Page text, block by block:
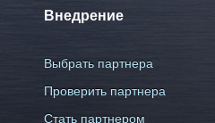
Внедрение
Выбрать партнера
Проверить партнера
Стать партнером